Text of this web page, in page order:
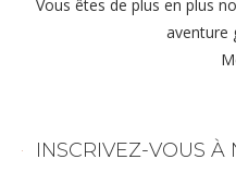
Vous êtes de plus en plus
aventure
INSCRIVEZ-VOUS À